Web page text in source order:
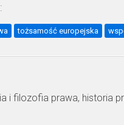
:
tożsamość europejska
i filozofia prawa, historia